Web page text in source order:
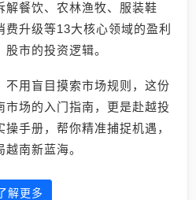
解餐饮、农林渔牧、服装鞋
升级等13大核心领域的盈利
市的投资逻辑。
不用盲目摸索市场规则，这份
市场的入门指南，更是赴越投
手册，帮你精准捕捉机遇，
南新蓝海。
解更多